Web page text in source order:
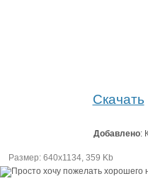
Скачать
Добавлено:
Размер: 640х1134, 359 Kb